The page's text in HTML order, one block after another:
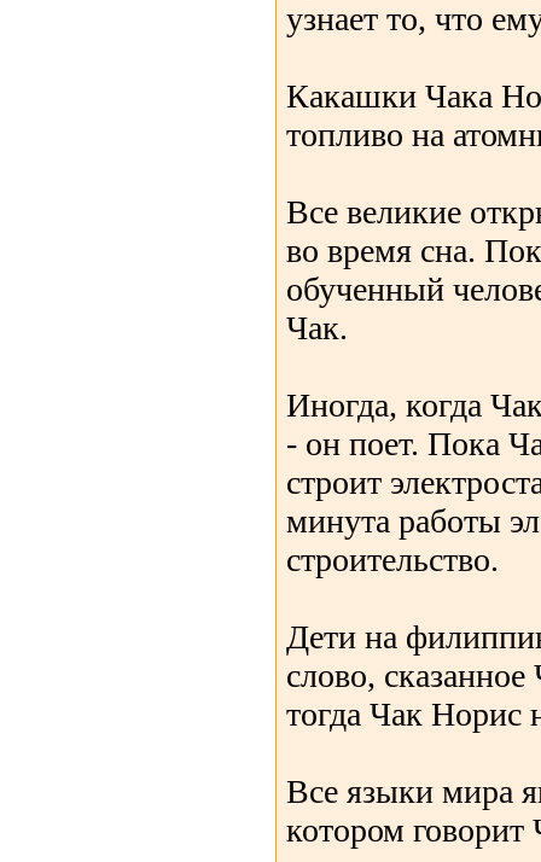
узнает то, что
Какашки Чака
топливо на
Все великие
во время сна.
обученный
Чак.
Иногда, когда
- он поет. Пока
строит
минута работы
строительство.
Дети на
слово,
тогда Чак Норис
Все языки мира
котором